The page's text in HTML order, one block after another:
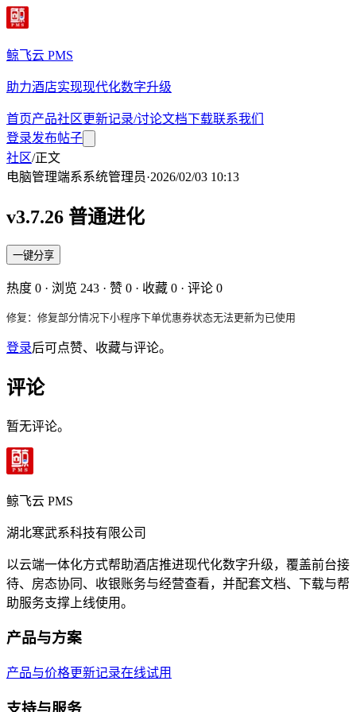
鲸飞云 PMS
助力酒店实现现代化数字升级
首页产品社区更新记录/讨论文档下载联系我们
登录发布帖子
社区/正文
电脑管理端系系统管理员·2026/02/03 10:13
v3.7.26 普通进化
一键分享
热度 0 · 浏览 243 · 赞 0 · 收藏 0 · 评论 0
修复：修复部分情况下小程序下单优惠券状态无法更新为已使用
登录后可点赞、收藏与评论。
评论
暂无评论。
鲸飞云 PMS
湖北寒武系科技有限公司
以云端一体化方式帮助酒店推进现代化数字升级，覆盖前台接
待、房态协同、收银账务与经营查看，并配套文档、下载与帮
助服务支撑上线使用。
产品与方案
产品与价格更新记录在线试用
支持与服务